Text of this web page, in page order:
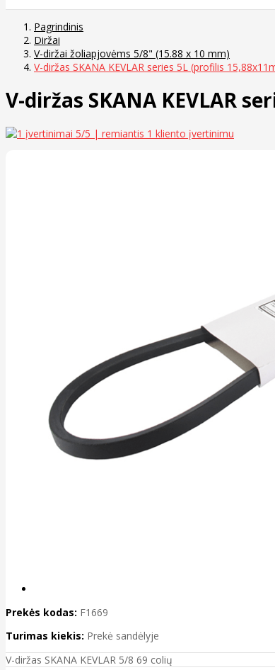
Pagrindinis
Diržai
V-diržai žoliapjovėms 5/8" (15.88 x 10 mm)
V-diržas SKANA KEVLAR series 5L (profilis
V-diržas SKANA KEVLAR
5/5 | remiantis 1 kliento įvertinimu
Prekės kodas: F1669
Turimas kiekis: Prekė sandėlyje
V-diržas SKANA KEVLAR 5/8 69 colių